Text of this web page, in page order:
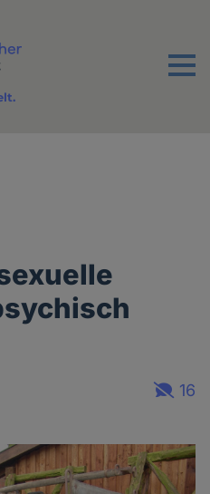
Menu
16